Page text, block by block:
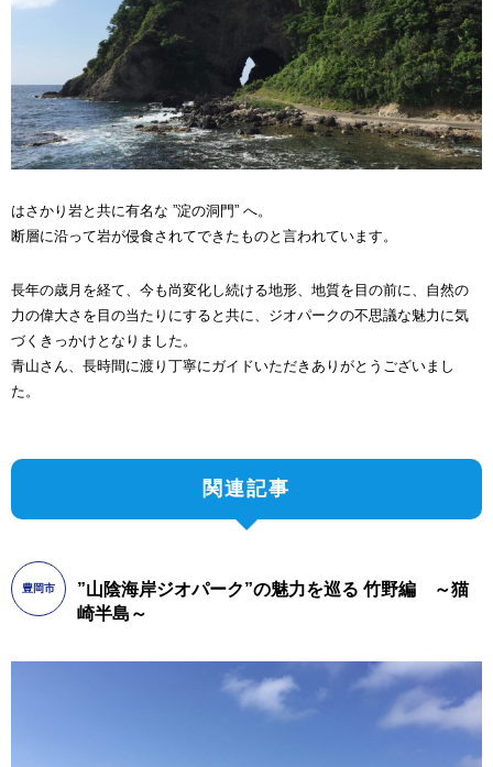
はさかり岩と共に有名な ”淀の洞門” へ。
断層に沿って岩が侵食されてできたものと言われています。
長年の歳月を経て、今も尚変化し続ける地形、地質を目の前に、自然の
力の偉大さを目の当たりにすると共に、ジオパークの不思議な魅力に気
づくきっかけとなりました。
青山さん、長時間に渡り丁寧にガイドいただきありがとうございまし
た。
関連記事
豊岡市
”山陰海岸ジオパーク”の魅力を巡る 竹野編 ～猫
崎半島～